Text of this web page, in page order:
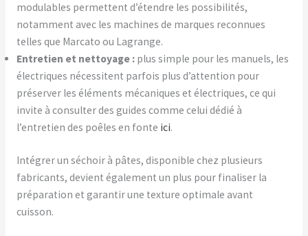
modulables permettent d’étendre les possibilités,
notamment avec les machines de marques reconnues
telles que Marcato ou Lagrange.
Entretien et nettoyage :plus simple pour les manuels, les
électriques nécessitent parfois plus d’attention pour
préserver les éléments mécaniques et électriques, ce qui
invite à consulter des guides comme celui dédié à
l’entretien des poêles en fonte ici.
Intégrer un séchoir à pâtes, disponible chez plusieurs
fabricants, devient également un plus pour finaliser la
préparation et garantir une texture optimale avant
cuisson.